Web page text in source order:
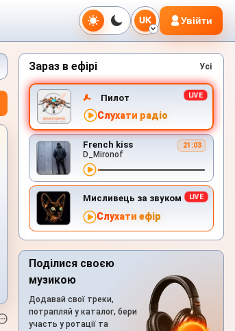
UK Увійти
Зараз в ефірі Усі
Пилот
Слухати радіо
French kiss 21:03
D_Mironof
Мисливець за звуком
Слухати ефір
Поділися своєю
музикою
Додавай свої треки,
потрапляй у каталог, бери
участь у ротації та